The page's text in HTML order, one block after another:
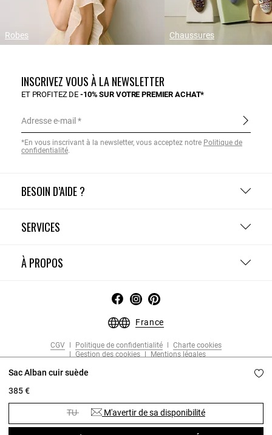
Sac Alban cuir suède
385 €
TU M'avertir de sa disponibilité
Robes Chaussures
BESOIN D’AIDE ?
SERVICES
À PROPOS
INSCRIVEZ VOUS À LA NEWSLETTER
ET PROFITEZ DE-10% SUR VOTRE PREMIER ACHAT*
Adresse e-mail
*En vous inscrivant à la newsletter, vous acceptez notre Politique de
confidentialité.
France
CGV Politique de confidentialité
Charte cookies
Gestion des cookies
Mentions légales
Copyright © 2026 Claudie Pierlot. Tous droits réservés.